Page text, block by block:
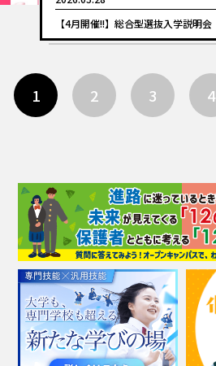
【4月開催!!】総合型選抜入学説明会
1 2 3 4